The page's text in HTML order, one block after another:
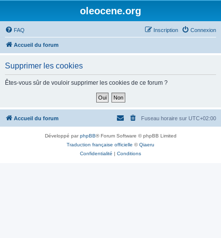
oleocene.org
FAQ Connexion
Inscription
Accueil du forum
Supprimer les cookies
Êtes-vous sûr de vouloir supprimer les cookies de ce forum ?
Accueil du forum Fuseau horaire sur UTC+02:00
Développé parphpBB® Forum Software © phpBB Limited
Traduction française officielle ©Qiaeru
Confidentialité | Conditions